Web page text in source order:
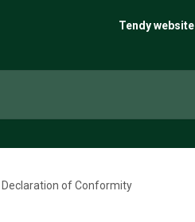
Tendy website
of Conformity